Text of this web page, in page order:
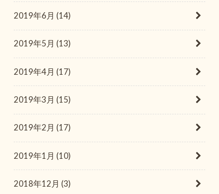
2019年6月 (14)
2019年5月 (13)
2019年4月 (17)
2019年3月 (15)
2019年2月 (17)
2019年1月 (10)
2018年12月 (3)